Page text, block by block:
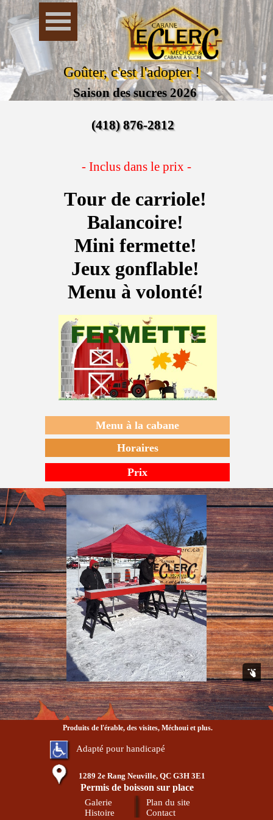
Saison des sucres 2026
(418) 876-2812
Prix
Horaires
Menu à la cabane
Goûter, c'est l'adopter !
- Inclus dans le prix -
Contact
Histoire
Galerie Plan du site
1289 2e Rang Neuville, QC G3H 3E1
Produits de l'érable, des visites, Méchoui et plus.
Adapté pour handicapé
Permis de boisson sur place